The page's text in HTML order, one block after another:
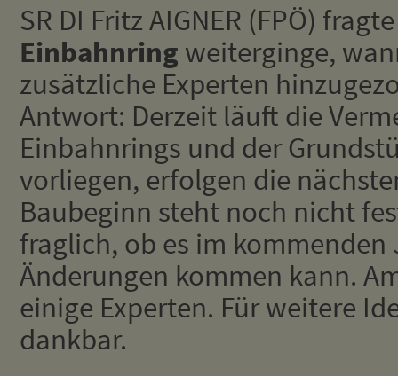
SR DI Fritz AIGNER (FPÖ)
Einbahnring weiterginge,
zusätzliche Experten
Antwort: Derzeit läuft die
Einbahnrings und der
vorliegen, erfolgen die
Baubeginn steht noch nicht
fraglich, ob es im
Änderungen kommen kann.
einige Experten. Für weitere
dankbar.